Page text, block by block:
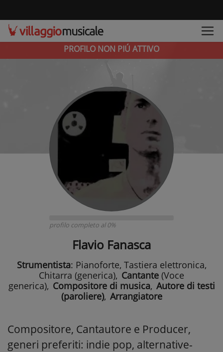
PROFILO NON PIÚ ATTIVO
profilo completo al 0%
Flavio Fanasca
Strumentista: Pianoforte, Tastiera elettronica,
Chitarra (generica), Cantante (Voce
generica), Compositore di musica, Autore di testi
(paroliere), Arrangiatore
Compositore, Cantautore e Producer,
generi preferiti: indie pop, alternative-